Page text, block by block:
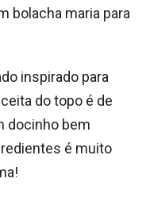
bolacha maria para
inspirado para
do topo é de
docinho bem
é muito